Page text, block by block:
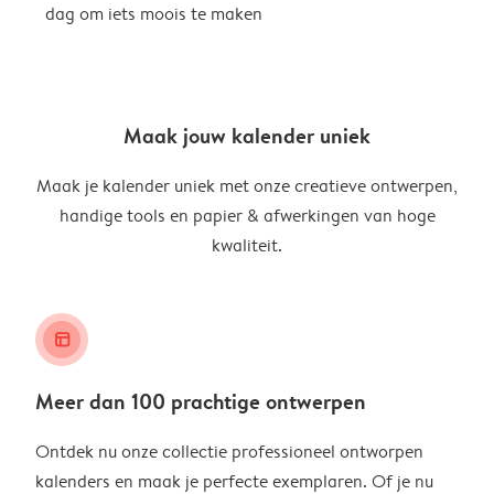
dag om iets moois te maken
Maak jouw kalender uniek
Maak je kalender uniek met onze creatieve ontwerpen,
handige tools en papier & afwerkingen van hoge
kwaliteit.
layout_alt
Meer dan 100 prachtige ontwerpen
Ontdek nu onze collectie professioneel ontworpen
kalenders en maak je perfecte exemplaren. Of je nu